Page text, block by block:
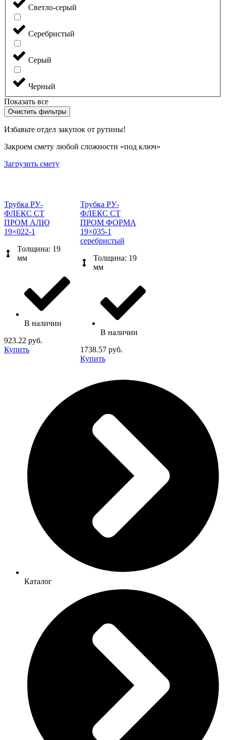
Светло-серый
Серебристый
Серый
Черный
Показать все
Очистить фильтры
Избавьте отдел закупок от рутины!
Закроем смету любой сложности «под ключ»
Загрузить смету
Трубка РУ-
ФЛЕКС СТ
ПРОМ АЛЮ
19×022-1
Толщина: 19
мм
В наличии
923.22 руб.
Купить
Трубка РУ-
ФЛЕКС СТ
ПРОМ ФОРМА
19×035-1
серебристый
Толщина: 19
мм
В наличии
1738.57 руб.
Купить
Каталог